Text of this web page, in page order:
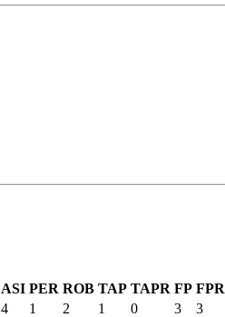
ASI PER ROB TAP TAPR FP FPR
4 1 2 1 0 3 3